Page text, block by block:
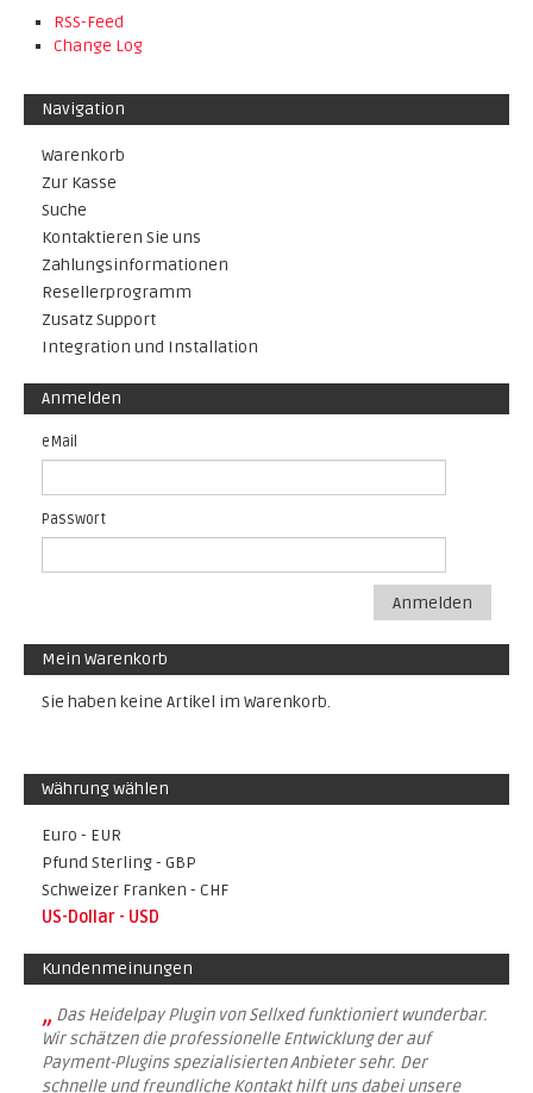
RSS-Feed
Change Log
Navigation
Warenkorb
Zur Kasse
Suche
Kontaktieren Sie uns
Zahlungsinformationen
Resellerprogramm
Zusatz Support
Integration und Installation
Anmelden
eMail
Passwort
Anmelden
Mein Warenkorb
Sie haben keine Artikel im Warenkorb.
Währung wählen
Euro - EUR
Pfund Sterling - GBP
Schweizer Franken - CHF
US-Dollar - USD
Kundenmeinungen
„ Das Heidelpay Plugin von Sellxed funktioniert wunderbar.
Wir schätzen die professionelle Entwicklung der auf
Payment-Plugins spezialisierten Anbieter sehr. Der
schnelle und freundliche Kontakt hilft uns dabei unsere